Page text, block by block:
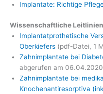
Implantate: Richtige
Wissenschaftliche Leitlinien
Implantatprothetische
Oberkiefers (pdf-Datei, 1
Zahnimplantate bei
abgerufen am
Zahnimplantate bei
Knochenantiresorptiva